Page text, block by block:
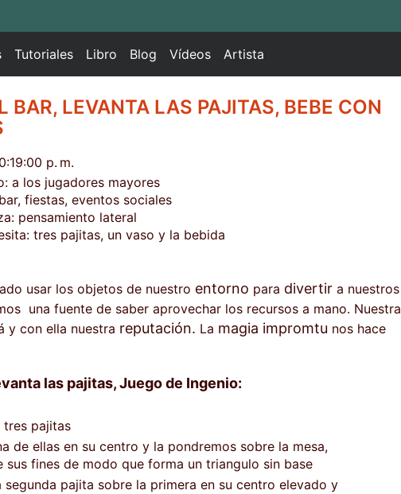
(
c
r
r
n
t
)
Tutoriales Libro Blog Vídeos Artista
BAR, LEVANTA LAS PAJITAS, BEBE CON
p. m.
a los jugadores mayores
fiestas, eventos sociales
pensamiento lateral
tres pajitas, un vaso y la bebida
usar los objetos de nuestro entorno para divertir a nuestros
una fuente de saber aprovechar los recursos a mano. Nuestra
y con ella nuestra reputación. La magia impromtu nos hace
las pajitas, Juego de Ingenio:
tres pajitas
de ellas en su centro y la pondremos sobre la mesa,
sus fines de modo que forma un triangulo sin base
segunda pajita sobre la primera en su centro elevado y